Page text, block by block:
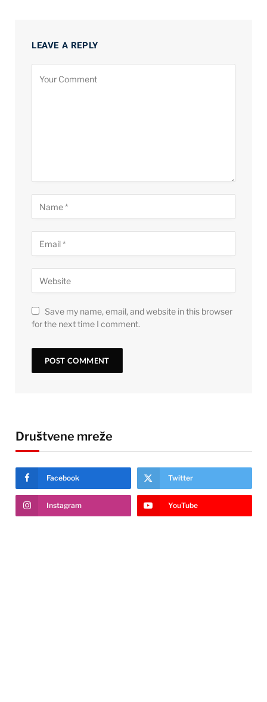
LEAVE A REPLY
Save my name, email, and website in this browser
for the next time I comment.
Društvene mreže
Facebook Twitter
Instagram YouTube